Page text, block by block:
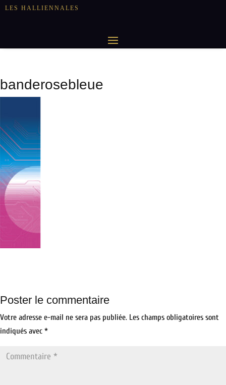
LES HALLIENNALES
banderosebleue
Poster le commentaire
Votre adresse e-mail ne sera pas publiée. Les champs obligatoires sont
indiqués avec *